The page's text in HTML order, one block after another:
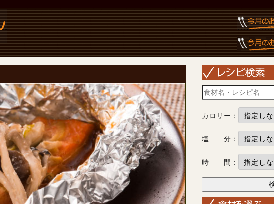
カロリー：
塩 分：
時 間：